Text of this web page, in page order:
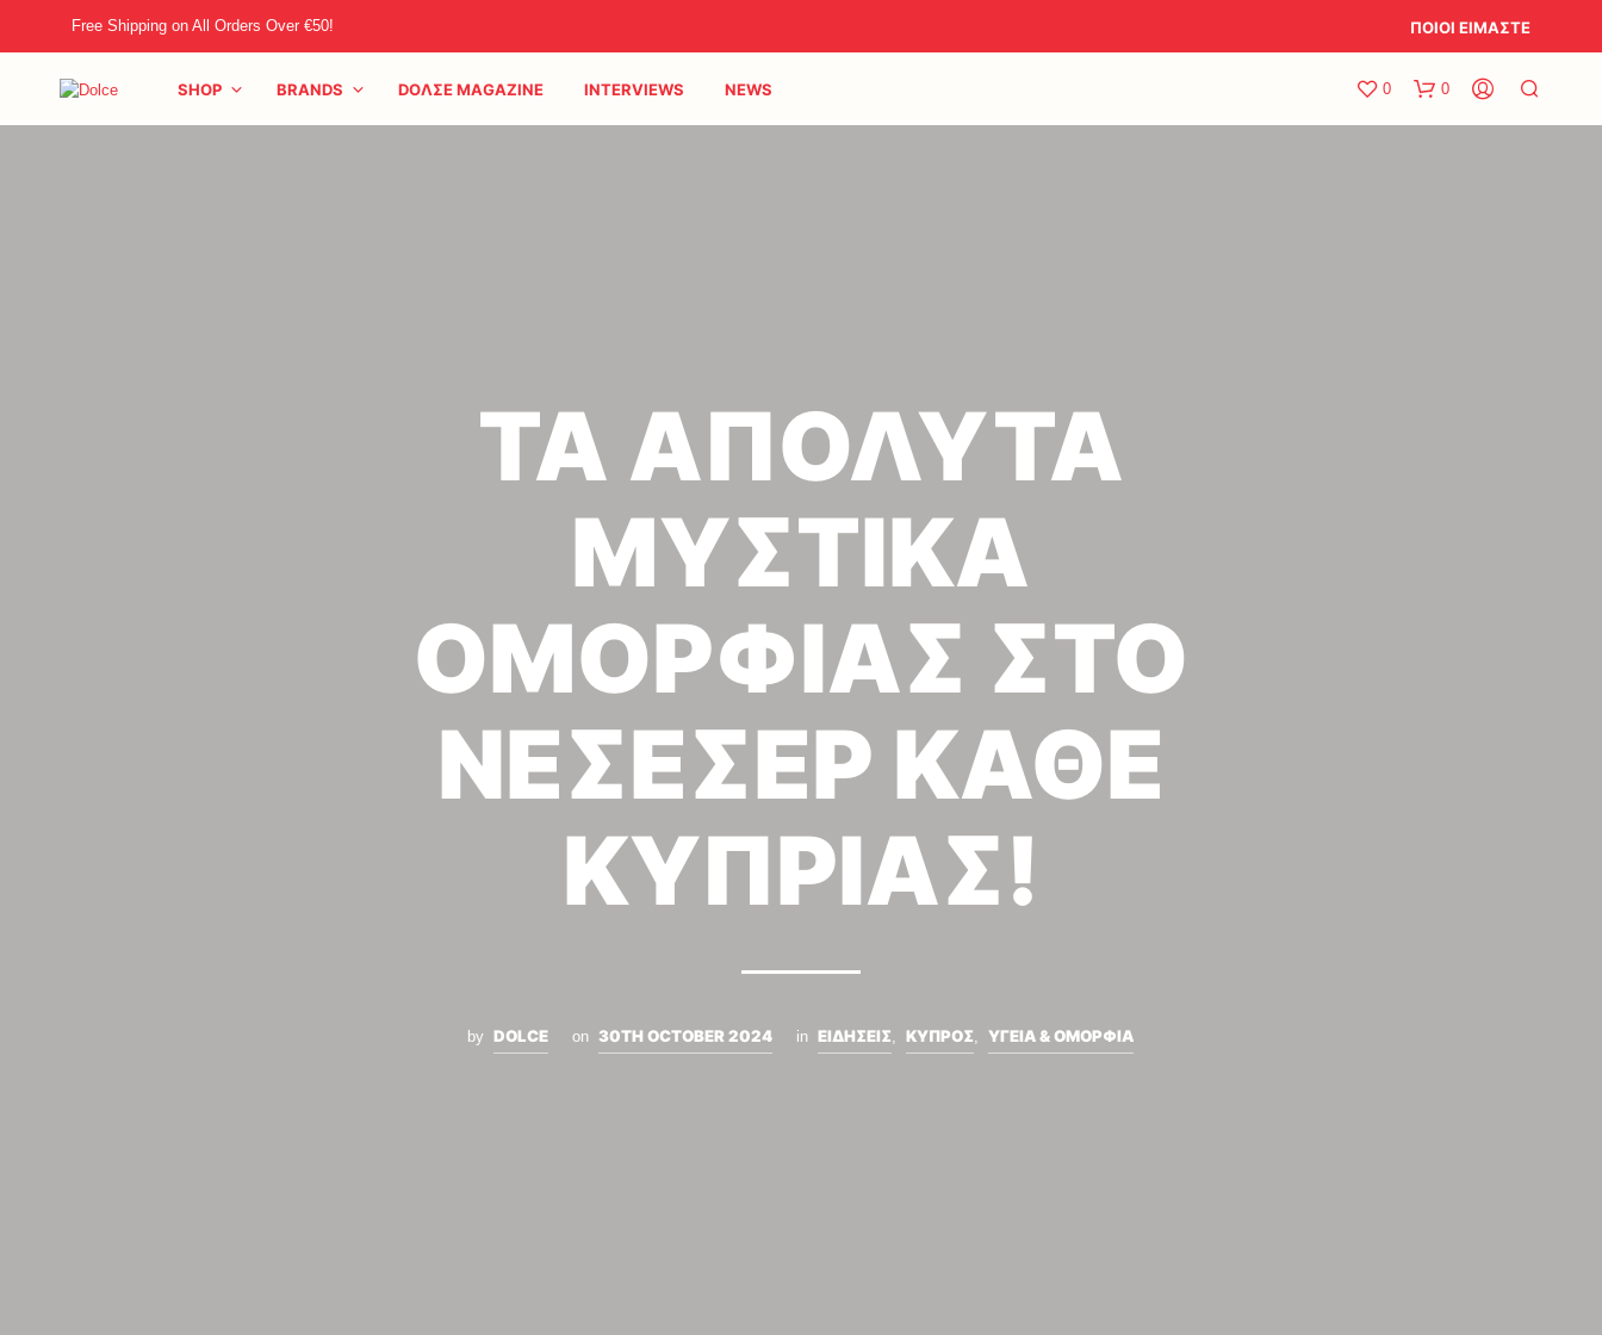
Free Shipping on All Orders Over €50! ΠΟΙΟΙ ΕΙΜΑΣΤΕ
SHOP BRANDS DOΛΣE MAGAZINE INTERVIEWS NEWS 0 0
ΤΑ ΑΠΟΛΥΤΑ
ΜΥΣΤΙΚΑ
ΟΜΟΡΦΙΑΣ ΣΤΟ
ΝΕΣΕΣΕΡ ΚΑΘΕ
ΚΥΠΡΙΑΣ!
by DOLCE on 30TH OCTOBER 2024 in ΕΙΔΗΣΕΙΣ, ΚΥΠΡΟΣ, ΥΓΕΙΑ & ΟΜΟΡΦΙΑ